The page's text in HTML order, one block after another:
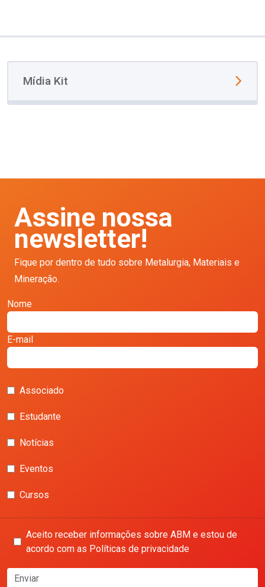
Mídia Kit
Assine nossa
newsletter!
Fique por dentro de tudo sobre Metalurgia, Materiais e
Mineração.
Nome
E-mail
Associado
Estudante
Notícias
Eventos
Cursos
Aceito receber informações sobre ABM e estou de
acordo com as Políticas de privacidade
Enviar